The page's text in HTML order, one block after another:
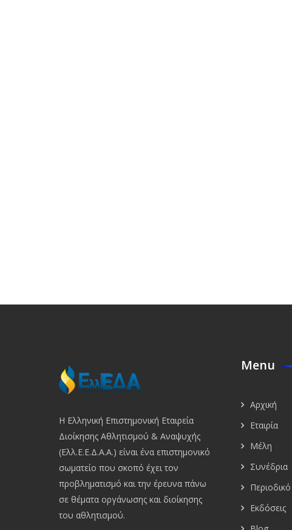
Η Ελληνική Επιστημονική Εταιρεία
Διοίκησης Αθλητισμού & Αναψυχής
(Ελλ.Ε.Ε.Δ.Α.Α.) είναι ένα επιστημονικό
σωματείο που σκοπό έχει τον
προβληματισμό και την έρευνα πάνω
σε θέματα οργάνωσης και διοίκησης
του αθλητισμού.
Menu
Αρχική
Εταιρία
Μέλη
Συνέδρια
Περιοδικό
Εκδόσεις